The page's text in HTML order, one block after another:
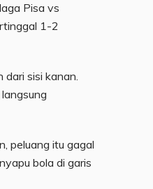
Pisa vs
1-2
dari sisi kanan.
peluang itu gagal
bola di garis